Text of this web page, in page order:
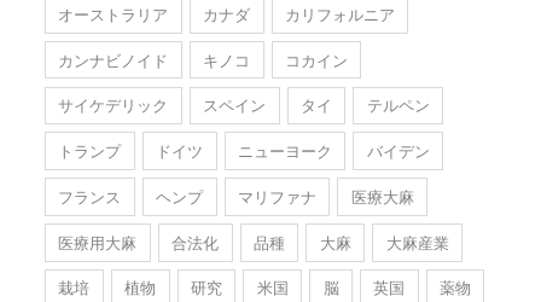
オーストラリア
カナダ
カリフォルニア
カンナビノイド
キノコ
コカイン
サイケデリック
スペイン タイ
テルペン
トランプ
ドイツ ニューヨーク
バイデン
フランス
ヘンプ マリファナ
医療大麻
医療用大麻
合法化 品種 大麻
大麻産業
栽培
植物 研究 米国 脳 英国
薬物